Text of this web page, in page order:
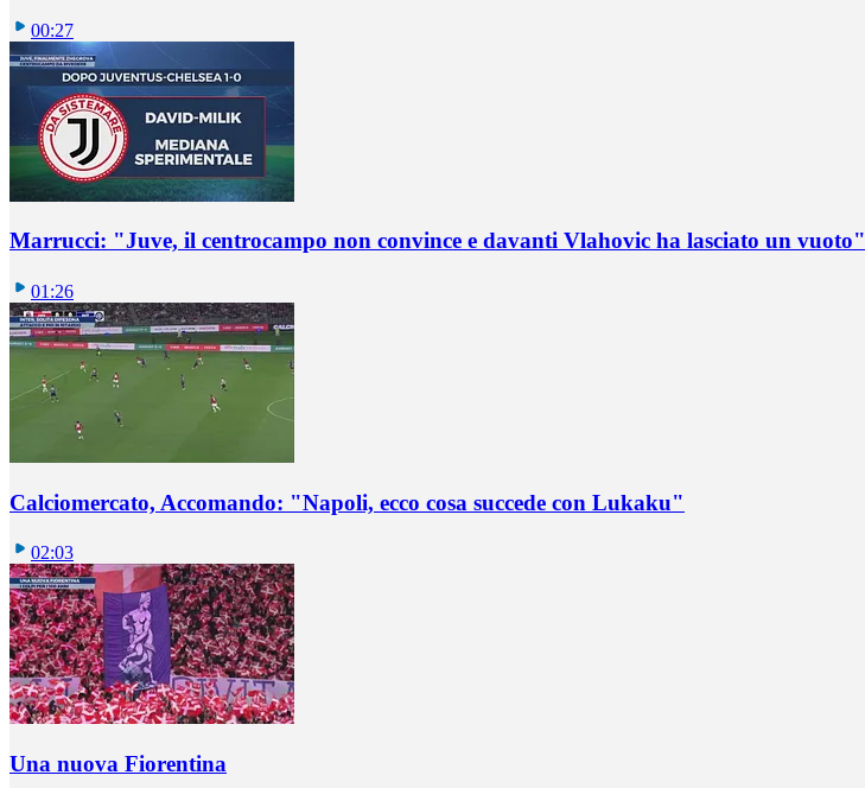
00:27
Marrucci: "Juve, il centrocampo non convince e davanti Vlahovic ha lasciato un vuoto"
01:26
Calciomercato, Accomando: "Napoli, ecco cosa succede con Lukaku"
02:03
Una nuova Fiorentina